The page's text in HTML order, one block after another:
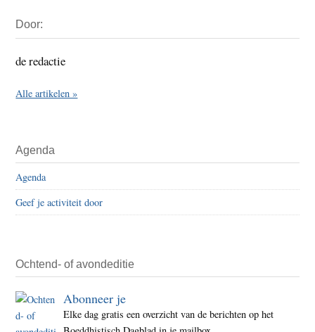
Sidebar
Door:
de redactie
Alle artikelen »
Agenda
Agenda
Geef je activiteit door
Ochtend- of avondeditie
Abonneer je
Elke dag gratis een overzicht van de berichten op het